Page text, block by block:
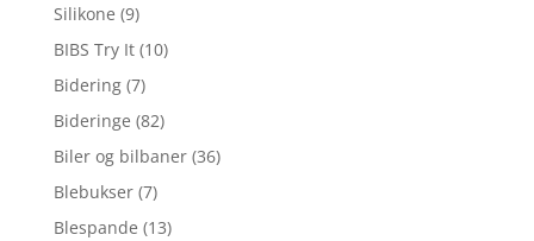
Silikone (9)
BIBS Try It (10)
Bidering (7)
Bideringe (82)
Biler og bilbaner (36)
Blebukser (7)
Blespande (13)